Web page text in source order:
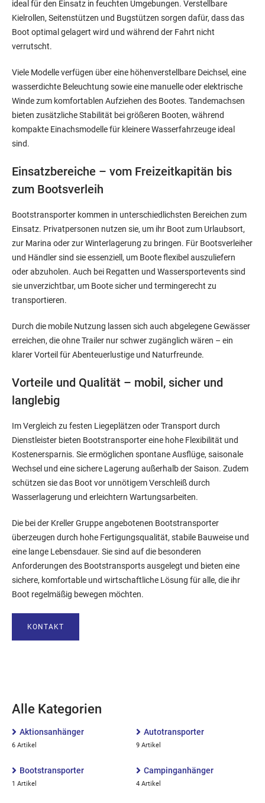
ideal für den Einsatz in feuchten Umgebungen. Verstellbare
Kielrollen, Seitenstützen und Bugstützen sorgen dafür, dass das
Boot optimal gelagert wird und während der Fahrt nicht
verrutscht.
Viele Modelle verfügen über eine höhenverstellbare Deichsel, eine
wasserdichte Beleuchtung sowie eine manuelle oder elektrische
Winde zum komfortablen Aufziehen des Bootes. Tandemachsen
bieten zusätzliche Stabilität bei größeren Booten, während
kompakte Einachsmodelle für kleinere Wasserfahrzeuge ideal
sind.
Einsatzbereiche – vom Freizeitkapitän bis
zum Bootsverleih
Bootstransporter kommen in unterschiedlichsten Bereichen zum
Einsatz. Privatpersonen nutzen sie, um ihr Boot zum Urlaubsort,
zur Marina oder zur Winterlagerung zu bringen. Für Bootsverleiher
und Händler sind sie essenziell, um Boote flexibel auszuliefern
oder abzuholen. Auch bei Regatten und Wassersportevents sind
sie unverzichtbar, um Boote sicher und termingerecht zu
transportieren.
Durch die mobile Nutzung lassen sich auch abgelegene Gewässer
erreichen, die ohne Trailer nur schwer zugänglich wären – ein
klarer Vorteil für Abenteuerlustige und Naturfreunde.
Vorteile und Qualität – mobil, sicher und
langlebig
Im Vergleich zu festen Liegeplätzen oder Transport durch
Dienstleister bieten Bootstransporter eine hohe Flexibilität und
Kostenersparnis. Sie ermöglichen spontane Ausflüge, saisonale
Wechsel und eine sichere Lagerung außerhalb der Saison. Zudem
schützen sie das Boot vor unnötigem Verschleiß durch
Wasserlagerung und erleichtern Wartungsarbeiten.
Die bei der Kreller Gruppe angebotenen Bootstransporter
überzeugen durch hohe Fertigungsqualität, stabile Bauweise und
eine lange Lebensdauer. Sie sind auf die besonderen
Anforderungen des Bootstransports ausgelegt und bieten eine
sichere, komfortable und wirtschaftliche Lösung für alle, die ihr
Boot regelmäßig bewegen möchten.
KONTAKT
Alle Kategorien
Aktionsanhänger
6 Artikel
Autotransporter
9 Artikel
Bootstransporter
1 Artikel
Campinganhänger
4 Artikel